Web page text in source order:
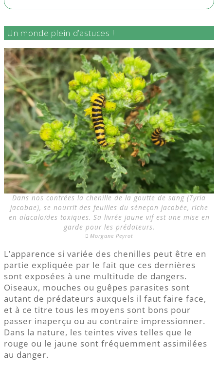
Un monde plein d’astuces !
Dans nos contrées la chenille de la goutte de sang (Tyria
jacobae), se nourrit des feuilles du séneçon jacobée, riche
en alacaloïdes toxiques. Sa livrée jaune vif est une mise en
garde pour les prédateurs.
Morgane Peyrot
L’apparence si variée des chenilles peut être en
partie expliquée par le fait que ces dernières
sont exposées à une multitude de dangers.
Oiseaux, mouches ou guêpes parasites sont
autant de prédateurs auxquels il faut faire face,
et à ce titre tous les moyens sont bons pour
passer inaperçu ou au contraire impressionner.
Dans la nature, les teintes vives telles que le
rouge ou le jaune sont fréquemment assimilées
au danger.